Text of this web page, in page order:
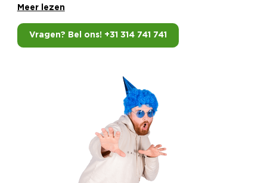
Meer lezen
Vragen? Bel ons! +31 314 741 741